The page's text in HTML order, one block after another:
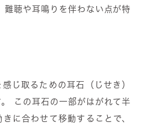
難聴や耳鳴りを伴わない点が特
じ取るための耳石（じせき）
この耳石の一部がはがれて半
に合わせて移動することで、